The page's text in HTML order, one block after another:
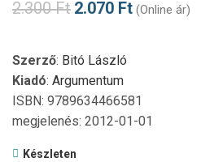
2.300Ft 2.070 Ft (Online ár)
Szerző: Bitó László
Kiadó: Argumentum
ISBN: 9789634466581
megjelenés: 2012-01-01
Készleten